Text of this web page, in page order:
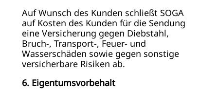
Auf Wunsch des Kunden schließt SOGA
auf Kosten des Kunden für die Sendung
eine Versicherung gegen Diebstahl,
Bruch-, Transport-, Feuer- und
Wasserschäden sowie gegen sonstige
versicherbare Risiken ab.
6. Eigentumsvorbehalt